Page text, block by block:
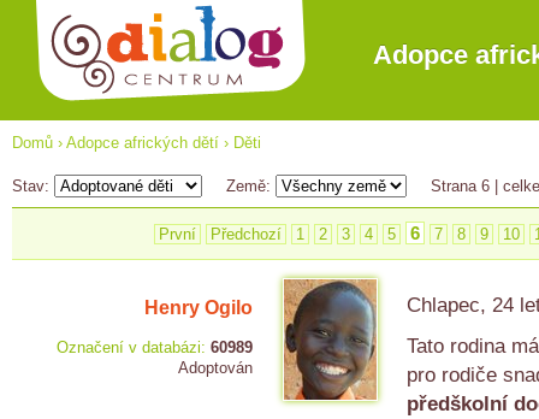
Adopce
Domů › Adopce afrických dětí › Děti
Stav: Země: Strana 6 |
První Předchozí 1 2 3 4 5 6 7 8 9 10
Henry Ogilo
Označení v databázi: 60989
Adoptován
Chlapec, 24
Tato rodina
pro rodiče
předškolní